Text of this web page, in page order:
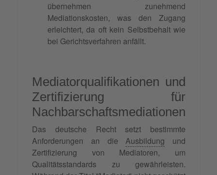
übernehmen zunehmend
Mediationskosten, was den Zugang
erleichtert, da oft kein Selbstbehalt wie
bei Gerichtsverfahren anfällt.
Mediatorqualifikationen und
Zertifizierung für
Nachbarschaftsmediationen
Das deutsche Recht setzt bestimmte
Anforderungen an dieAusbildung und
Zertifizierung von Mediatoren, um
Qualitätsstandards zu gewährleisten.